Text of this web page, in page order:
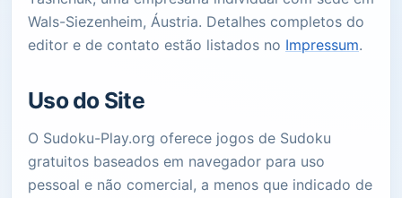
Wals-Siezenheim, Áustria. Detalhes completos do
editor e de contato estão listados no Impressum.
Uso do Site
O Sudoku-Play.org oferece jogos de Sudoku
gratuitos baseados em navegador para uso
pessoal e não comercial, a menos que indicado de